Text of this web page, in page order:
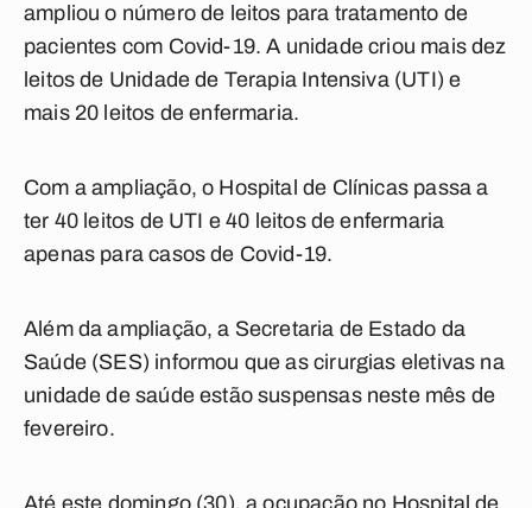
ampliou o número de leitos para tratamento de
pacientes com Covid-19. A unidade criou mais dez
leitos de Unidade de Terapia Intensiva (UTI) e
mais 20 leitos de enfermaria.
Com a ampliação, o Hospital de Clínicas passa a
ter 40 leitos de UTI e 40 leitos de enfermaria
apenas para casos de Covid-19.
Além da ampliação, a Secretaria de Estado da
Saúde (SES) informou que as cirurgias eletivas na
unidade de saúde estão suspensas neste mês de
fevereiro.
Até este domingo (30), a ocupação no Hospital de